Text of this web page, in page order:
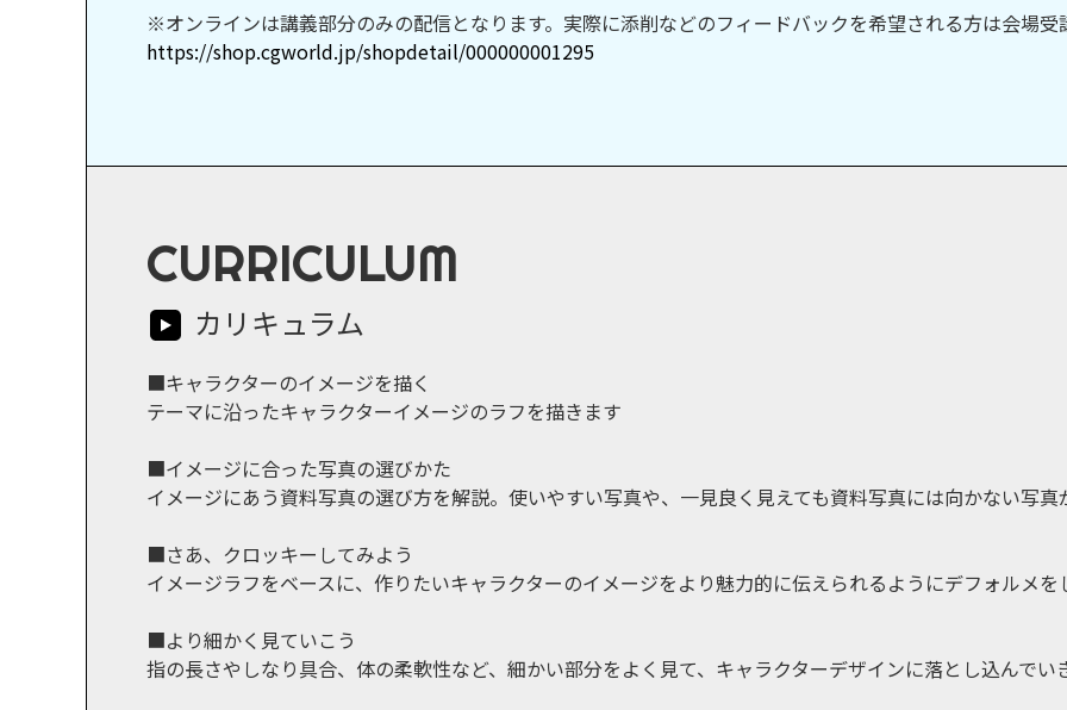
※オンラインは講義部分のみの配信となります。実際に添削などのフィードバックを希望される方は会場受
https://shop.cgworld.jp/shopdetail/000000001295
CURRICULUM
カリキュラム
■キャラクターのイメージを描く
テーマに沿ったキャラクターイメージのラフを描きます
■イメージに合った写真の選びかた
イメージにあう資料写真の選び方を解説。使いやすい写真や、一見良く見えても資料写真には向かない写
■さあ、クロッキーしてみよう
イメージラフをベースに、作りたいキャラクターのイメージをより魅力的に伝えられるようにデフォルメ
■より細かく見ていこう
指の長さやしなり具合、体の柔軟性など、細かい部分をよく見て、キャラクターデザインに落とし込んでい